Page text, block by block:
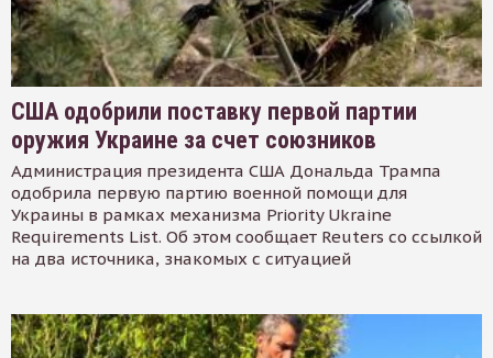
США одобрили поставку первой партии
оружия Украине за счет союзников
Администрация президента США Дональда Трампа
одобрила первую партию военной помощи для
Украины в рамках механизма Priority Ukraine
Requirements List. Об этом сообщает Reuters со ссылкой
на два источника, знакомых с ситуацией